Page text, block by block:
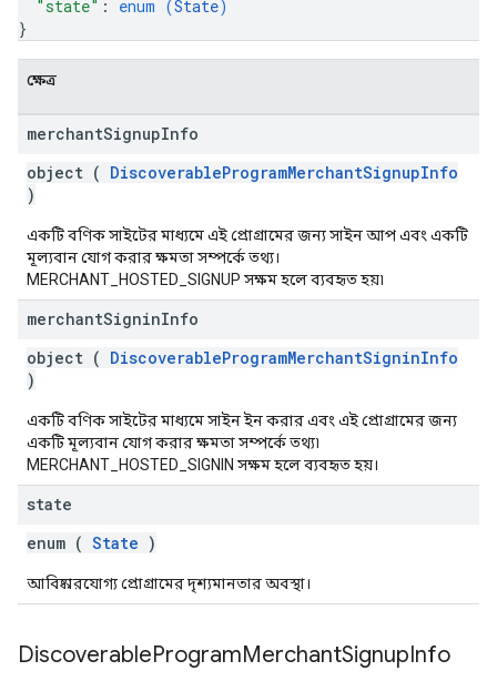
"state" : enum (State)
}
ক্ষেত্র
merchantSignupInfo
object ( DiscoverableProgramMerchantSignupInfo
)
একটি বণিক সাইটের মাধ্যমে এই প্রোগ্রামের জন্য সাইন আপ এবং একটি
মূল্যবান যোগ করার ক্ষমতা সম্পর্কে তথ্য।
MERCHANT_HOSTED_SIGNUP সক্ষম হলে ব্যবহৃত হয়৷
merchantSigninInfo
object ( DiscoverableProgramMerchantSigninInfo
)
একটি বণিক সাইটের মাধ্যমে সাইন ইন করার এবং এই প্রোগ্রামের জন্য
একটি মূল্যবান যোগ করার ক্ষমতা সম্পর্কে তথ্য৷
MERCHANT_HOSTED_SIGNIN সক্ষম হলে ব্যবহৃত হয়।
state
enum ( State )
আবিষ্কারযোগ্য প্রোগ্রামের দৃশ্যমানতার অবস্থা।
DiscoverableProgramMerchantSignupInfo